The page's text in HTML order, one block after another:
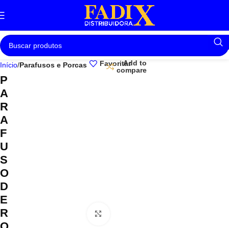
Início Parafusos e Porcas FavoritarAdd to
compare
P
A
R
A
F
U
S
O
D
E
R